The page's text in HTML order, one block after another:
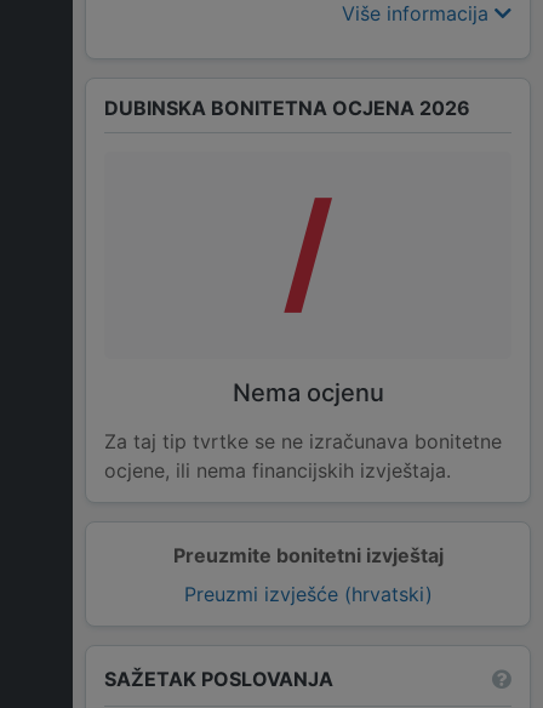
Više informacija
Preuzmite bonitetni izvještaj
Preuzmi izvješće (hrvatski)
DUBINSKA BONITETNA OCJENA 2026
/
Nema ocjenu
Za taj tip tvrtke se ne izračunava bonitetne
ocjene, ili nema financijskih izvještaja.
SAŽETAK POSLOVANJA